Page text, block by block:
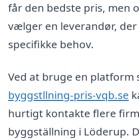
får den bedste pris, men
vælger en leverandør,
specifikke behov.
Ved at bruge en platform
byggstllning-pris-vqb.se
hurtigt kontakte flere
byggställning i Löderup.